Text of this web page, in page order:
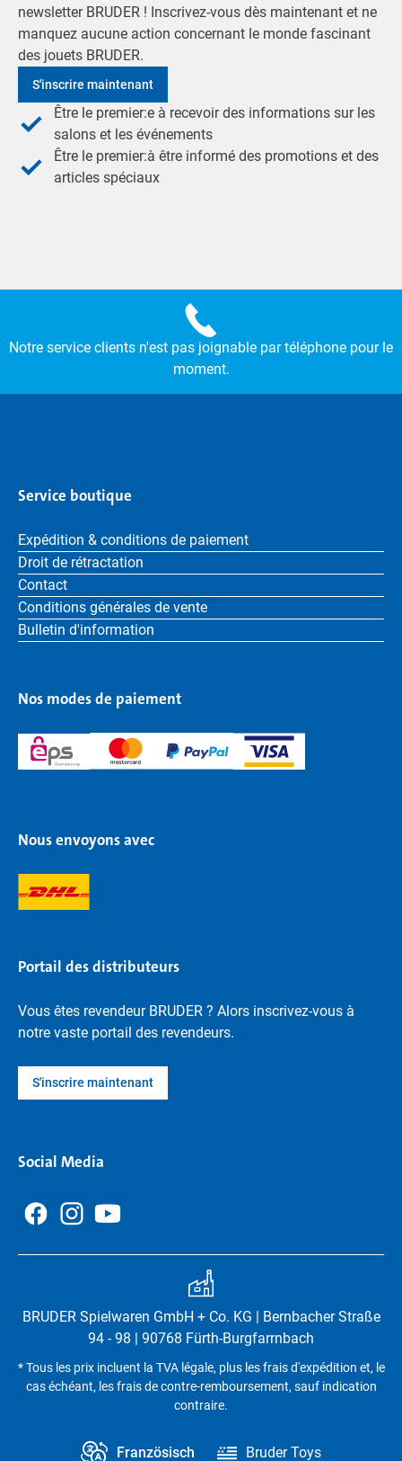
newsletter BRUDER ! Inscrivez-vous dès maintenant et ne
manquez aucune action concernant le monde fascinant
des jouets BRUDER.
S'inscrire maintenant
Être le premier:e à recevoir des informations sur les
salons et les événements
Être le premier:à être informé des promotions et des
articles spéciaux
Notre service clients n'est pas joignable par téléphone pour le
moment.
Service boutique
Expédition & conditions de paiement
Droit de rétractation
Contact
Conditions générales de vente
Bulletin d'information
Nos modes de paiement
Nous envoyons avec
Portail des distributeurs
Vous êtes revendeur BRUDER ? Alors inscrivez-vous à
notre vaste portail des revendeurs.
S'inscrire maintenant
Social Media
BRUDER Spielwaren GmbH + Co. KG | Bernbacher Straße
94 - 98 | 90768 Fürth-Burgfarrnbach
* Tous les prix incluent la TVA légale, plus les frais d'expédition et, le
cas échéant, les frais de contre-remboursement, sauf indication
contraire.
Französisch Bruder Toys